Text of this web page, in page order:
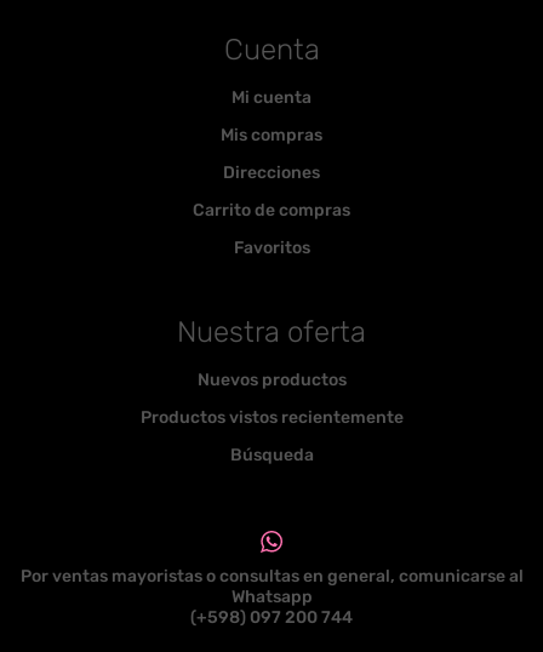
Cuenta
Mi cuenta
Mis compras
Direcciones
Carrito de compras
Favoritos
Nuestra oferta
Nuevos productos
Productos vistos recientemente
Búsqueda
Por ventas mayoristas o consultas en general, comunicarse al
Whatsapp
(+598) 097 200 744